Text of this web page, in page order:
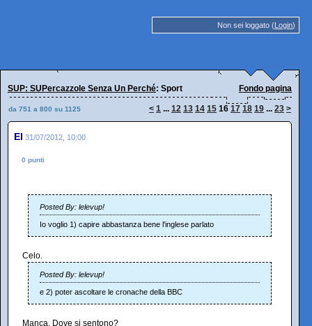
Non sei loggato (Login)
SUP: SUPercazzole Senza Un Perché: Sport Fondo pagina
da 751 a 800 su 1125 < 1 ... 12 13 14 15 16 17 18 19 ... 23 >
El 31/07/2012, 10:00
0 punti
Posted By: lelevup!
Io voglio 1) capire abbastanza bene l'inglese parlato
Celo.
Posted By: lelevup!
e 2) poter ascoltare le cronache della BBC
Manca. Dove si sentono?